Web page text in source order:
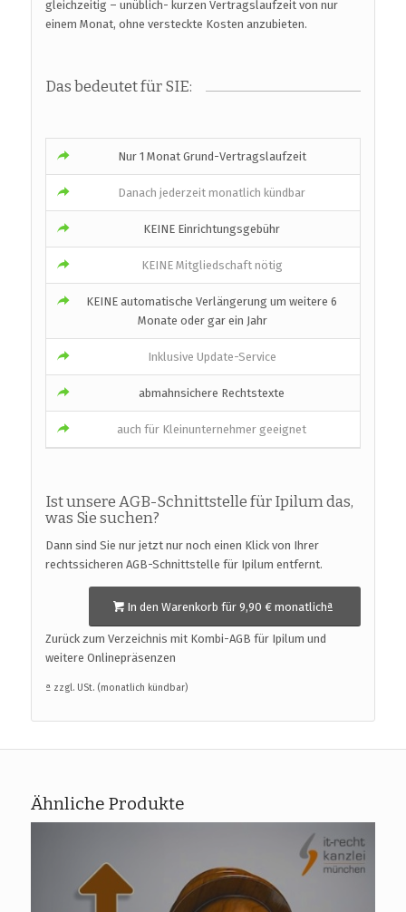
gleichzeitig – unüblich- kurzen Vertragslaufzeit von nur
einem Monat, ohne versteckte Kosten anzubieten.
Das bedeutet für SIE:
Nur 1 Monat Grund-Vertragslaufzeit
Danach jederzeit monatlich kündbar
KEINE Einrichtungsgebühr
KEINE Mitgliedschaft nötig
KEINE automatische Verlängerung um weitere 6
Monate oder gar ein Jahr
Inklusive Update-Service
abmahnsichere Rechtstexte
auch für Kleinunternehmer geeignet
Ist unsere AGB-Schnittstelle für Ipilum das,
was Sie suchen?
Dann sind Sie nur jetzt nur noch einen Klick von Ihrer
rechtssicheren AGB-Schnittstelle für Ipilum entfernt.
In den Warenkorb für 9,90 € monatlichª
Zurück zum Verzeichnis mit Kombi-AGB für Ipilum und
weitere Onlinepräsenzen
ª zzgl. USt. (monatlich kündbar)
Ähnliche Produkte